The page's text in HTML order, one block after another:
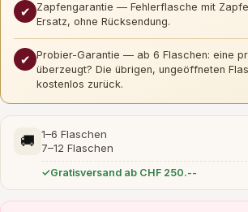
✔
Zapfengarantie — Fehlerflasche mit
Ersatz, ohne Rücksendung.
✔ Probier-Garantie — ab 6 Flaschen: eine
überzeugt? Die übrigen, ungeöffneten
kostenlos zurück.
🚚 1–6 Flaschen
7–12 Flaschen
Gratisversand ab CHF 250.--